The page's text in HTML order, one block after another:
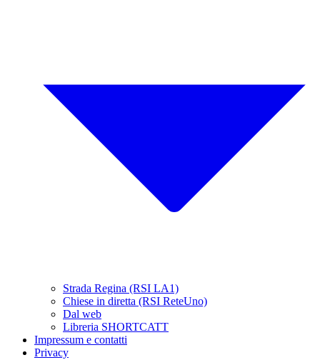
Strada Regina (RSI LA1)
Chiese in diretta (RSI ReteUno)
Dal web
Libreria SHORTCATT
Impressum e contatti
Privacy